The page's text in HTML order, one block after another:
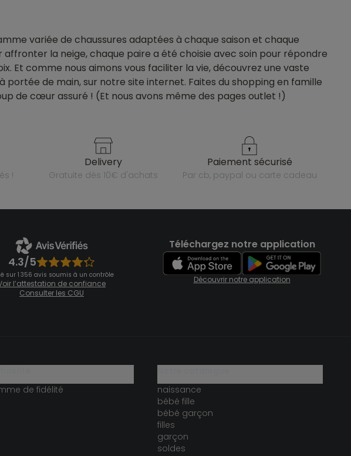
variée de chaussures adaptées à chaque saison et chaque
la neige, chaque paire a été choisie avec soin pour répondre
Et comme nous aimons vous faciliter la vie, découvrez une vaste
de main, sur notre site internet. Faites du shopping en famille
de cœur assuré ! (Et nous avons même des pages outlet !)
!
delivery
gratuite dès 10€ d'achats
paiement sécurisé
par cb, paypal ou carte cadeau
4.3/5
sur 1 356 avis soumis à un contrôle
l’attestation de confiance
Consulter les CGU
Téléchargez notre application
Découvrir notre application
de fidélité
naissance
bébé fille
bébé garçon
filles
garçon
soldes